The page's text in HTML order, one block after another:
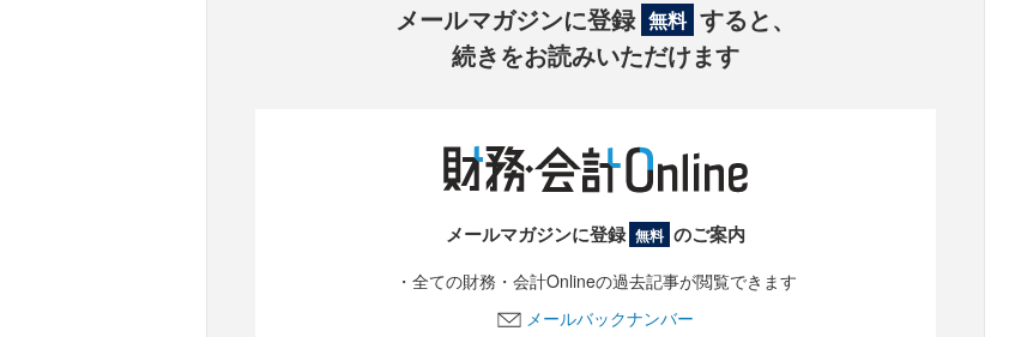
メールマガジンに登録 無料 すると、
続きをお読みいただけます
メールマガジンに登録 無料 のご案内
・全ての財務・会計Onlineの過去記事が閲覧できます
メールバックナンバー